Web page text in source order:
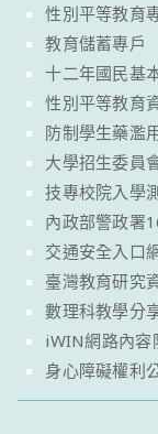
性別平等教育
教育儲蓄專戶
十二年國民基
性別平等教育
防制學生藥濫
大學招生委員
技專校院入學
內政部警政署
交通安全入口
臺灣教育研究
數理科教學分
iWIN網路內容
身心障礙權利